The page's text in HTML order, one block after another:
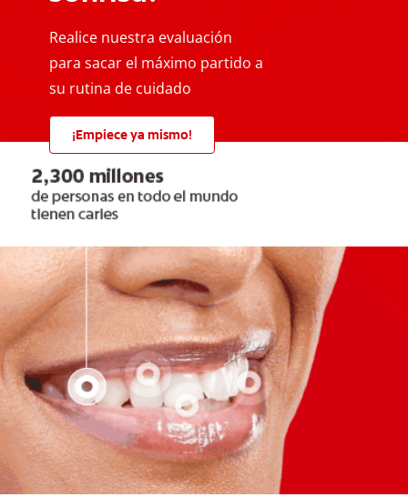
Realice nuestra evaluación
para sacar el máximo partido a
su rutina de cuidado
¡Empiece ya mismo!